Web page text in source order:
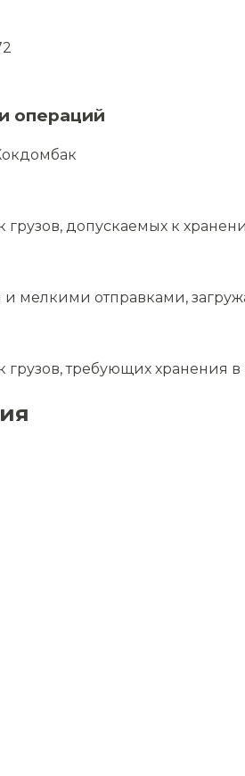
операций
допускаемых к
мелкими отправками,
требующих хранения в